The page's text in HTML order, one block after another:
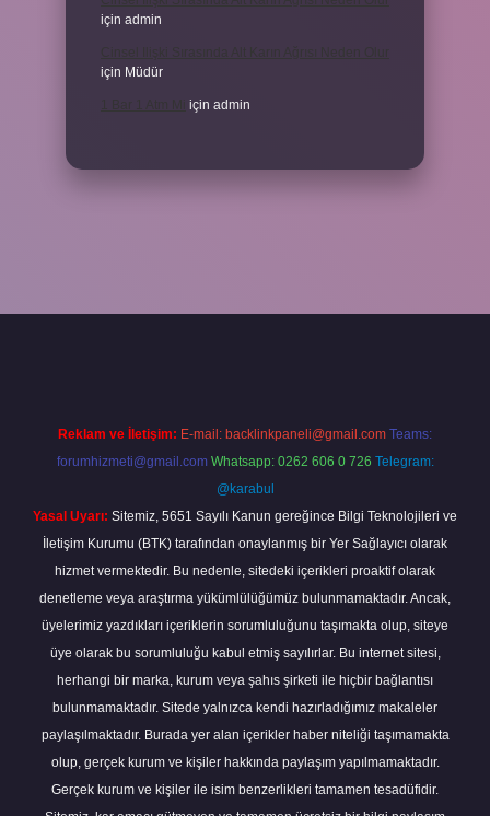
için admin
için Müdür
için admin
Reklam ve İletişim: E-mail: backlinkpaneli@gmail.com Teams:
forumhizmeti@gmail.com Whatsapp: 0262 606 0 726 Telegram:
@karabul
Yasal Uyarı: Sitemiz, 5651 Sayılı Kanun gereğince Bilgi Teknolojileri ve
İletişim Kurumu (BTK) tarafından onaylanmış bir Yer Sağlayıcı olarak
hizmet vermektedir. Bu nedenle, sitedeki içerikleri proaktif olarak
denetleme veya araştırma yükümlülüğümüz bulunmamaktadır. Ancak,
üyelerimiz yazdıkları içeriklerin sorumluluğunu taşımakta olup, siteye
üye olarak bu sorumluluğu kabul etmiş sayılırlar. Bu internet sitesi,
herhangi bir marka, kurum veya şahıs şirketi ile hiçbir bağlantısı
bulunmamaktadır. Sitede yalnızca kendi hazırladığımız makaleler
paylaşılmaktadır. Burada yer alan içerikler haber niteliği taşımamakta
olup, gerçek kurum ve kişiler hakkında paylaşım yapılmamaktadır.
Gerçek kurum ve kişiler ile isim benzerlikleri tamamen tesadüfidir.